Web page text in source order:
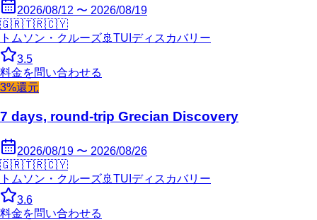
2026/08/12 〜 2026/08/19
🇬🇷🇹🇷🇨🇾
トムソン・クルーズ🚢 TUIディスカバリー
3.5
料金を問い合わせる
3%還元
7 days, round-trip Grecian Discovery
2026/08/19 〜 2026/08/26
🇬🇷🇹🇷🇨🇾
トムソン・クルーズ🚢 TUIディスカバリー
3.6
料金を問い合わせる